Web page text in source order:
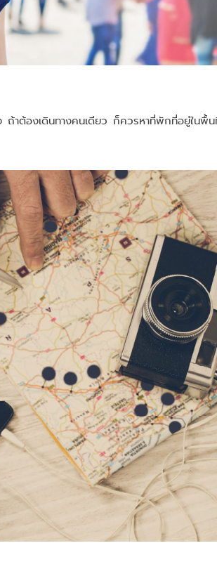
ถ้าต้องเดินทางคนเดียว ก็ควรหาที่พักที่อยู่ในพื้น